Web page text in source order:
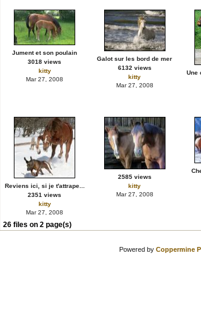
Jument et son poulain
3018 views
kitty
Mar 27, 2008
Galot sur les bord de mer
6132 views
kitty
Mar 27, 2008
Une
Reviens ici, si je t'attrape...
2351 views
kitty
Mar 27, 2008
2585 views
kitty
Mar 27, 2008
26 files on 2 page(s)
Powered by Coppermine